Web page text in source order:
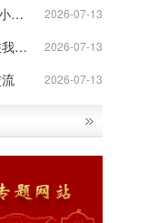
2026-07-13
2026-07-13
行
2026-07-13